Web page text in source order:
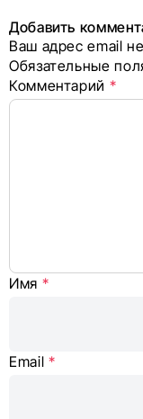
в
Добавить
Ваш адрес email
Обязательные
Комментарий *
Имя *
Email *
Alternative: